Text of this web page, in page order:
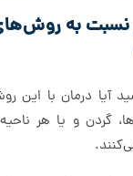
به
آیا درمان با این
گردن و یا هر